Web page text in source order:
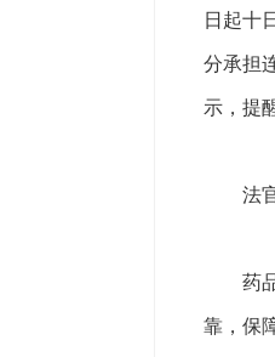
日起十
分承担
示，提
法
药品
靠，保